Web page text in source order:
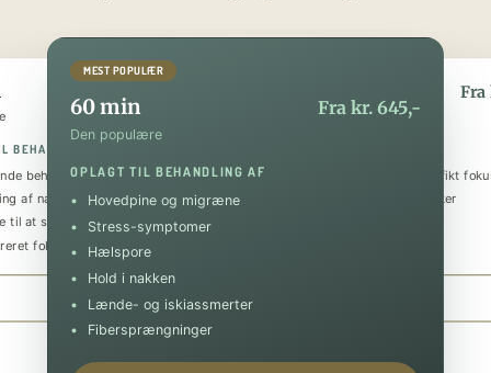
BEHANDLING AF
behandling
af nakke og skuldre
til at sænke stressniveauet
fokus på specifik skade
Book 30 min
MEST POPULÆR
60 min Fra kr. 645,-
Den populære
OPLAGT TIL BEHANDLING AF
Hovedpine og migræne
Stress-symptomer
Hælspore
Hold i nakken
Lænde- og iskiassmerter
Fibersprængninger
Fra
Den luksuriøse
Helkropsmassage med et specifikt
Behandling af flere problematikker